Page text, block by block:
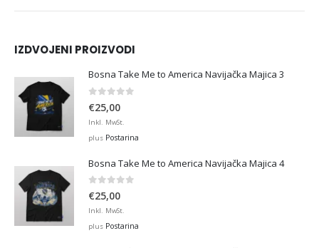
IZDVOJENI PROIZVODI
Bosna Take Me to America Navijačka Majica 3
0 out of 5
€25,00
Inkl. MwSt.
plus Postarina
Bosna Take Me to America Navijačka Majica 4
0 out of 5
€25,00
Inkl. MwSt.
plus Postarina